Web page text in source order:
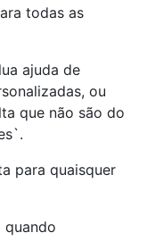
todas as
ajuda de
ou
que não são do
para quaisquer
quando